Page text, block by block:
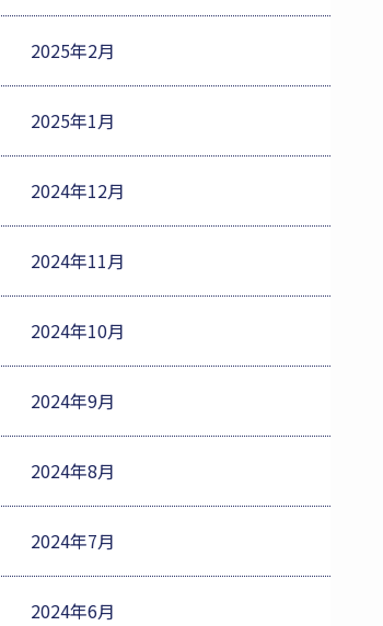
2025年2月
2025年1月
2024年12月
2024年11月
2024年10月
2024年9月
2024年8月
2024年7月
2024年6月